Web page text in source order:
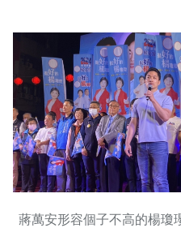
蔣萬安形容個子不高的楊瓊